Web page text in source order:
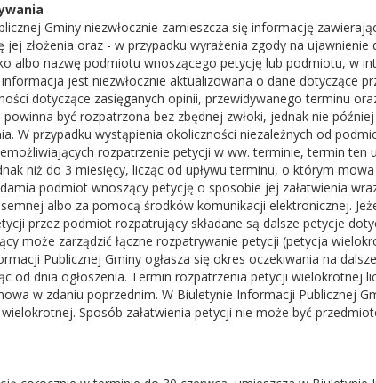
Gminy niezwłocznie zamieszcza się informację
złożenia oraz - w przypadku wyrażenia zgody na ujawnienie
albo nazwę podmiotu wnoszącego petycję lub podmiotu, w
jest niezwłocznie aktualizowana o dane dotyczące
dotyczące zasięganych opinii, przewidywanego terminu
powinna być rozpatrzona bez zbędnej zwłoki, jednak nie
W przypadku wystąpienia okoliczności niezależnych od
rozpatrzenie petycji w ww. terminie, termin ten
niż do 3 miesięcy, licząc od upływu terminu, o którym
podmiot wnoszący petycję o sposobie jej załatwienia
albo za pomocą środków komunikacji elektronicznej.
przez podmiot rozpatrujący składane są dalsze petycje
może zarządzić łączne rozpatrywanie petycji (petycja
Publicznej Gminy ogłasza się okres oczekiwania na
od dnia ogłoszenia. Termin rozpatrzenia petycji wielokrotnej
w zdaniu poprzednim. W Biuletynie Informacji Publicznej
Sposób załatwienia petycji nie może być